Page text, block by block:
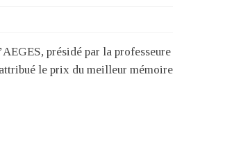
présidé par la professeure
le prix du meilleur mémoire